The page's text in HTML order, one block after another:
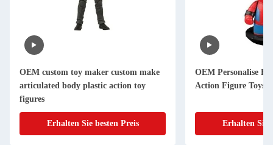
OEM custom toy maker custom make
articulated body plastic action toy
figures
Erhalten Sie besten Preis
OEM Personalise
Action Figure Toys
Erhalten Sie